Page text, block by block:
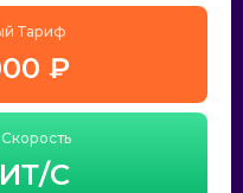
Тариф
₽
С